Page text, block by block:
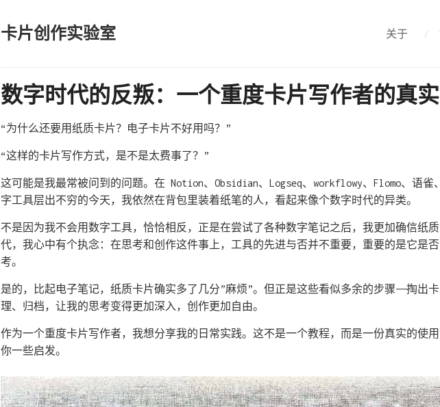
卡片创作实验室 关于 /
数字时代的反叛：一个重度卡片写作者的真
“为什么还要用纸质卡片？电子卡片不好用吗？”
“这样的卡片写作方式，是不是太费事了？”
这可能是我最常被问到的问题。在 Notion、Obsidian、Logseq、workflowy、Flomo、语雀
字工具层出不穷的今天，我依然在背包里装着纸笔的人，看起来像个数字时代的异类。
不是因为我不会用数字工具，恰恰相反，正是在尝试了各种数字笔记之后，我更加确信纸
代，我心中有个执念：在思考和创作这件事上，工具的先进与否并不重要，重要的是它是
考。
是的，比起电子笔记，纸质卡片确实多了几分”麻烦”。但正是这些看似多余的步骤——掏出
理、归档，让我的思考变得更加深入，创作更加自由。
作为一个重度卡片写作者，我想分享我的日常实践。这不是一个教程，而是一份真实的使
你一些启发。